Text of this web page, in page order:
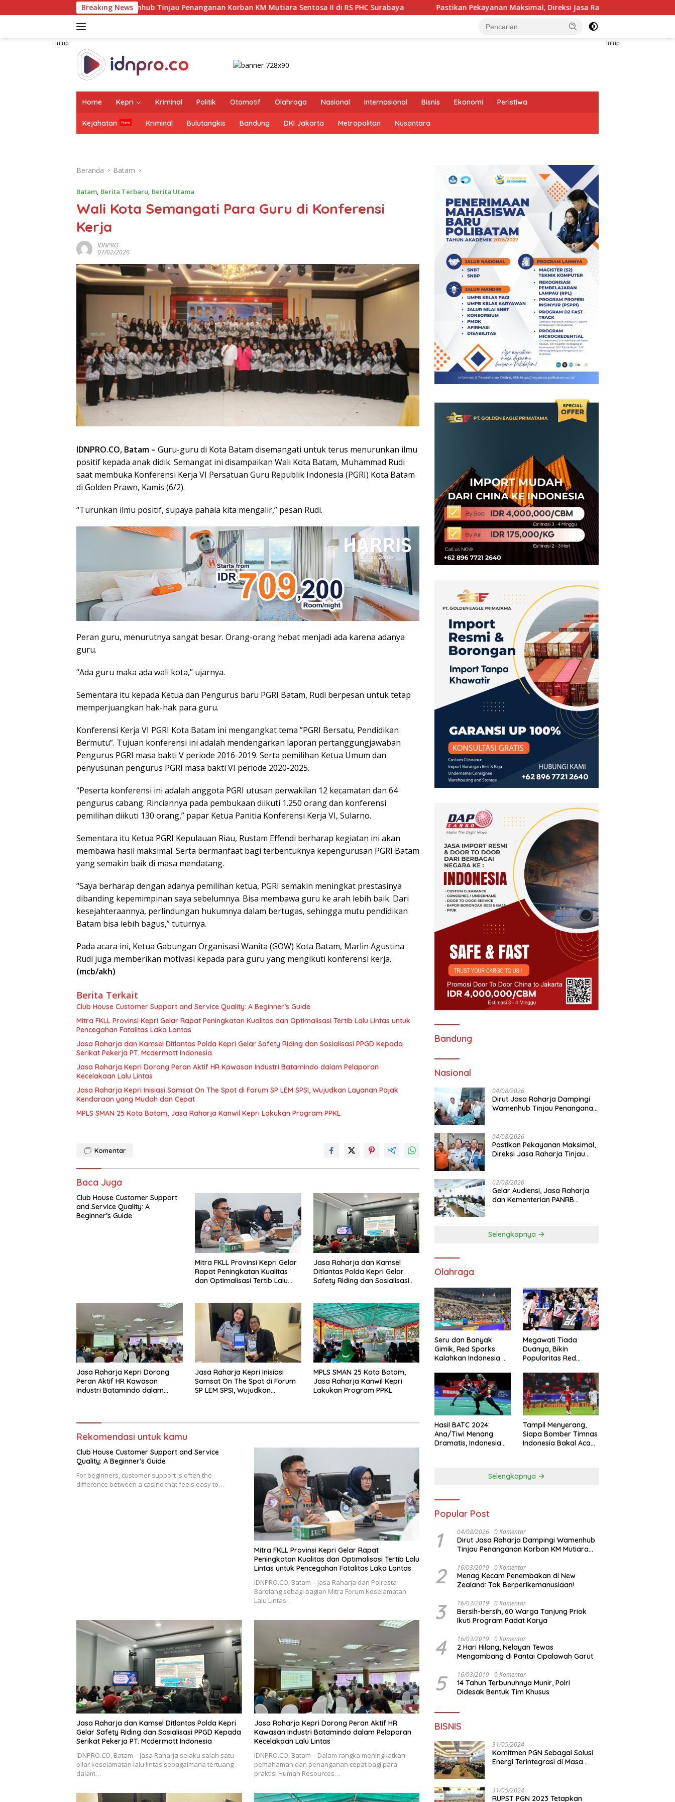
ke
Breaking News
Wamenhub Tinjau Penanganan Korban KM Mutiara Sentosa II di RS PHC Surabaya Pastikan Pekayanan Maksimal, Direksi Jasa Raharja Tinjau Korban Kebakaran KM Mutiara
tutup tutup
Home Kepri Kriminal Politik Otomotif Olahraga Nasional Internasional Bisnis Ekonomi Peristiwa
Kejahatan Kriminal Bulutangkis Bandung DKI Jakarta Metropolitan Nusantara
Beranda Batam
Batam, Berita Terbaru, Berita Utama
Wali Kota Semangati Para Guru di Konferensi
Kerja
IDNPRO
07/02/2020
IDNPRO.CO, Batam – Guru-guru di Kota Batam disemangati untuk terus menurunkan ilmu
positif kepada anak didik. Semangat ini disampaikan Wali Kota Batam, Muhammad Rudi
saat membuka Konferensi Kerja VI Persatuan Guru Republik Indonesia (PGRI) Kota Batam
di Golden Prawn, Kamis (6/2).
“Turunkan ilmu positif, supaya pahala kita mengalir,” pesan Rudi.
Peran guru, menurutnya sangat besar. Orang-orang hebat menjadi ada karena adanya
guru.
“Ada guru maka ada wali kota,” ujarnya.
Sementara itu kepada Ketua dan Pengurus baru PGRI Batam, Rudi berpesan untuk tetap
memperjuangkan hak-hak para guru.
Konferensi Kerja VI PGRI Kota Batam ini mengangkat tema ”PGRI Bersatu, Pendidikan
Bermutu”. Tujuan konferensi ini adalah mendengarkan laporan pertanggungjawaban
Pengurus PGRI masa bakti V periode 2016-2019. Serta pemilihan Ketua Umum dan
penyusunan pengurus PGRI masa bakti VI periode 2020-2025.
“Peserta konferensi ini adalah anggota PGRI utusan perwakilan 12 kecamatan dan 64
pengurus cabang. Rinciannya pada pembukaan diikuti 1.250 orang dan konferensi
pemilihan diikuti 130 orang,” papar Ketua Panitia Konferensi Kerja VI, Sularno.
Sementara itu Ketua PGRI Kepulauan Riau, Rustam Effendi berharap kegiatan ini akan
membawa hasil maksimal. Serta bermanfaat bagi terbentuknya kepengurusan PGRI Batam
yang semakin baik di masa mendatang.
“Saya berharap dengan adanya pemilihan ketua, PGRI semakin meningkat prestasinya
dibanding kepemimpinan saya sebelumnya. Bisa membawa guru ke arah lebih baik. Dari
kesejahteraannya, perlindungan hukumnya dalam bertugas, sehingga mutu pendidikan
Batam bisa lebih bagus,” tuturnya.
Pada acara ini, Ketua Gabungan Organisasi Wanita (GOW) Kota Batam, Marlin Agustina
Rudi juga memberikan motivasi kepada para guru yang mengikuti konferensi kerja.
(mcb/akh)
Berita Terkait
Club House Customer Support and Service Quality: A Beginner’s Guide
Mitra FKLL Provinsi Kepri Gelar Rapat Peningkatan Kualitas dan Optimalisasi Tertib Lalu Lintas untuk
Pencegahan Fatalitas Laka Lantas
Jasa Raharja dan Kamsel Ditlantas Polda Kepri Gelar Safety Riding dan Sosialisasi PPGD Kepada
Serikat Pekerja PT. Mcdermott Indonesia
Jasa Raharja Kepri Dorong Peran Aktif HR Kawasan Industri Batamindo dalam Pelaporan
Kecelakaan Lalu Lintas
Jasa Raharja Kepri Inisiasi Samsat On The Spot di Forum SP LEM SPSI, Wujudkan Layanan Pajak
Kendaraan yang Mudah dan Cepat
MPLS SMAN 25 Kota Batam, Jasa Raharja Kanwil Kepri Lakukan Program PPKL
Komentar
Baca Juga
Club House Customer Support
and Service Quality: A
Beginner’s Guide
Mitra FKLL Provinsi Kepri Gelar
Rapat Peningkatan Kualitas
dan Optimalisasi Tertib Lalu
Jasa Raharja dan Kamsel
Ditlantas Polda Kepri Gelar
Safety Riding dan Sosialisasi
Jasa Raharja Kepri Dorong
Peran Aktif HR Kawasan
Industri Batamindo dalam
Jasa Raharja Kepri Inisiasi
Samsat On The Spot di Forum
SP LEM SPSI, Wujudkan
MPLS SMAN 25 Kota Batam,
Jasa Raharja Kanwil Kepri
Lakukan Program PPKL
Rekomendasi untuk kamu
Club House Customer Support and Service
Quality: A Beginner’s Guide
For beginners, customer support is often the
difference between a casino that feels easy to…
Mitra FKLL Provinsi Kepri Gelar Rapat
Peningkatan Kualitas dan Optimalisasi Tertib Lalu
Lintas untuk Pencegahan Fatalitas Laka Lantas
IDNPRO.CO, Batam – Jasa Raharja dan Polresta
Barelang sebagi bagian Mitra Forum Keselamatan
Lalu Lintas…
Jasa Raharja dan Kamsel Ditlantas Polda Kepri
Gelar Safety Riding dan Sosialisasi PPGD Kepada
Serikat Pekerja PT. Mcdermott Indonesia
IDNPRO.CO, Batam – Jasa Raharja selaku salah satu
pilar keselamatan lalu lintas sebagaimana tertuang
dalam…
Jasa Raharja Kepri Dorong Peran Aktif HR
Kawasan Industri Batamindo dalam Pelaporan
Kecelakaan Lalu Lintas
IDNPRO.CO, Batam – Dalam rangka meningkatkan
pemahaman dan penanganan cepat bagi para
praktisi Human Resources…
Bandung
Nasional
04/08/2026
Dirut Jasa Raharja Dampingi
Wamenhub Tinjau Penanganan
04/08/2026
Pastikan Pekayanan Maksimal,
Direksi Jasa Raharja Tinjau
02/08/2026
Gelar Audiensi, Jasa Raharja
dan Kementerian PANRB
Selengkapnya
Olahraga
Seru dan Banyak
Gimik, Red Sparks
Kalahkan Indonesia All
Megawati Tiada
Duanya, Bikin
Popularitas Red
Hasil BATC 2024:
Ana/Tiwi Menang
Dramatis, Indonesia
Tampil Menyerang,
Siapa Bomber Timnas
Indonesia Bakal Acak-
Selengkapnya
Popular Post
1 04/08/2026 0 Komentar
Dirut Jasa Raharja Dampingi Wamenhub
Tinjau Penanganan Korban KM Mutiara
2 16/03/2019 0 Komentar
Menag Kecam Penembakan di New
Zealand: Tak Berperikemanusiaan!
3 16/03/2019 0 Komentar
Bersih-bersih, 60 Warga Tanjung Priok
Ikuti Program Padat Karya
4 16/03/2019 0 Komentar
2 Hari Hilang, Nelayan Tewas
Mengambang di Pantai Cipalawah Garut
5 16/03/2019 0 Komentar
14 Tahun Terbunuhnya Munir, Polri
Didesak Bentuk Tim Khusus
BISNIS
31/05/2024
Komitmen PGN Sebagai Solusi
Energi Terintegrasi di Masa
31/05/2024
RUPST PGN 2023 Tetapkan